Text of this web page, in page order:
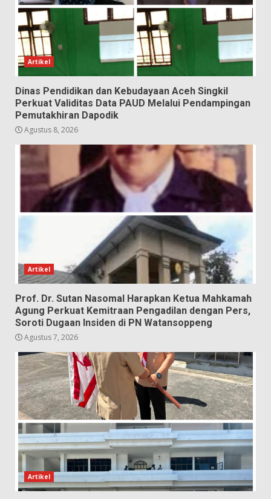
Artikel
Dinas Pendidikan dan Kebudayaan Aceh Singkil
Perkuat Validitas Data PAUD Melalui Pendampingan
Pemutakhiran Dapodik
Agustus 8, 2026
Artikel
Prof. Dr. Sutan Nasomal Harapkan Ketua Mahkamah
Agung Perkuat Kemitraan Pengadilan dengan Pers,
Soroti Dugaan Insiden di PN Watansoppeng
Agustus 7, 2026
Artikel